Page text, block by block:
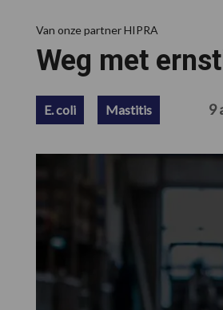
Van onze partner HIPRA
Weg met
E. coli Mastitis 9